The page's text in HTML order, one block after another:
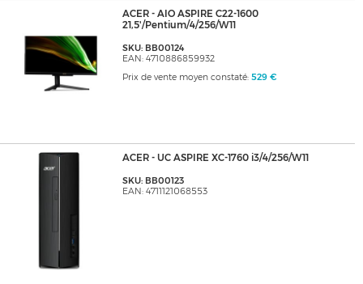
ACER - AIO ASPIRE C22-1600
21,5'/Pentium/4/256/W11
SKU: BB00124
EAN: 4710886859932
Prix de vente moyen constaté: 529 €
ACER - UC ASPIRE XC-1760 i3/4/256/W11
SKU: BB00123
EAN: 4711121068553